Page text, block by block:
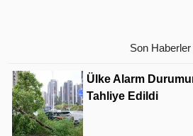
Son Haberler
Ülke Alarm
Tahliye Edildi